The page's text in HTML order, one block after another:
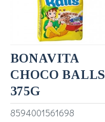
8594001561698
BONAVITA
CHOCO BALLS
375G